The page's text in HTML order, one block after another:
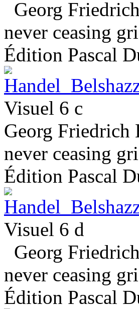
Georg
never ceasing
Édition Pascal
Visuel 6 c
Georg Friedrich
never ceasing
Édition Pascal
Visuel 6 d
Georg
never ceasing
Édition Pascal